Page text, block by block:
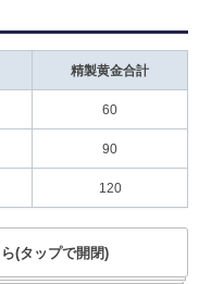
精製黄金合計
60
90
120
(タップで開閉)